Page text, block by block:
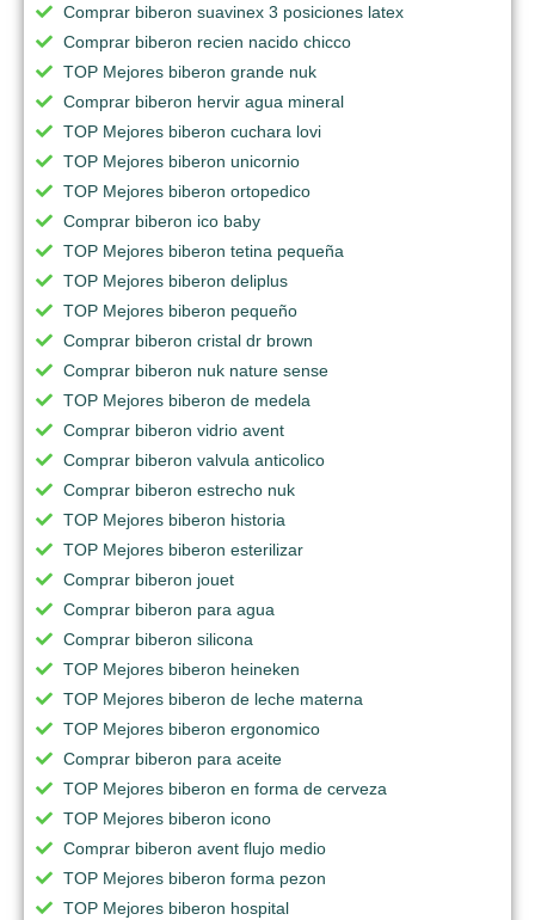
Comprar biberon suavinex 3 posiciones latex
Comprar biberon recien nacido chicco
TOP Mejores biberon grande nuk
Comprar biberon hervir agua mineral
TOP Mejores biberon cuchara lovi
TOP Mejores biberon unicornio
TOP Mejores biberon ortopedico
Comprar biberon ico baby
TOP Mejores biberon tetina pequeña
TOP Mejores biberon deliplus
TOP Mejores biberon pequeño
Comprar biberon cristal dr brown
Comprar biberon nuk nature sense
TOP Mejores biberon de medela
Comprar biberon vidrio avent
Comprar biberon valvula anticolico
Comprar biberon estrecho nuk
TOP Mejores biberon historia
TOP Mejores biberon esterilizar
Comprar biberon jouet
Comprar biberon para agua
Comprar biberon silicona
TOP Mejores biberon heineken
TOP Mejores biberon de leche materna
TOP Mejores biberon ergonomico
Comprar biberon para aceite
TOP Mejores biberon en forma de cerveza
TOP Mejores biberon icono
Comprar biberon avent flujo medio
TOP Mejores biberon forma pezon
TOP Mejores biberon hospital